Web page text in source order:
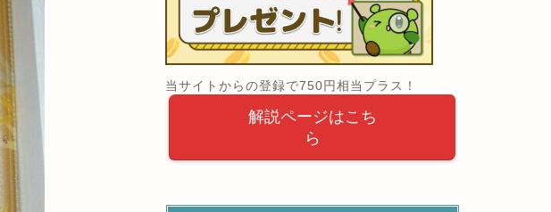
当サイトからの登録で750円相当プラス！
解説ページはこち
ら